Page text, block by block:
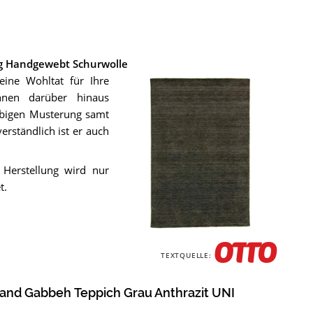
Handgewebt Schurwolle
Morgenland
Grau
Wohltat für Ihre
darüber hinaus
Musterung samt
ist er auch
wird nur
TEXTQUELLE:
Gabbeh Teppich Grau Anthrazit UNI